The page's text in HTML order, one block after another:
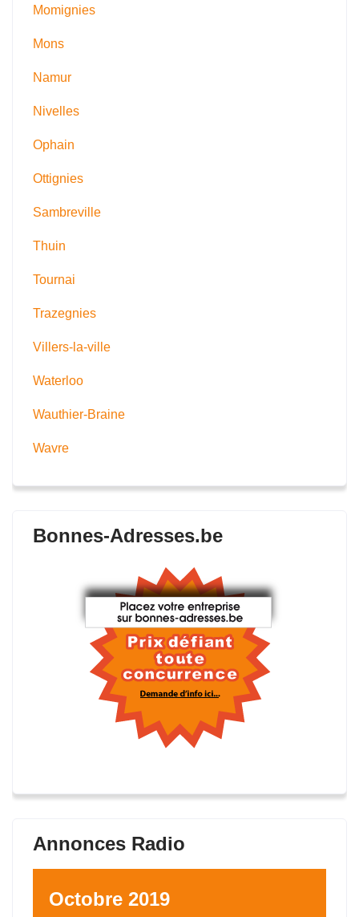
Momignies
Mons
Namur
Nivelles
Ophain
Ottignies
Sambreville
Thuin
Tournai
Trazegnies
Villers-la-ville
Waterloo
Wauthier-Braine
Wavre
Bonnes-Adresses.be
Annonces Radio
Octobre 2019